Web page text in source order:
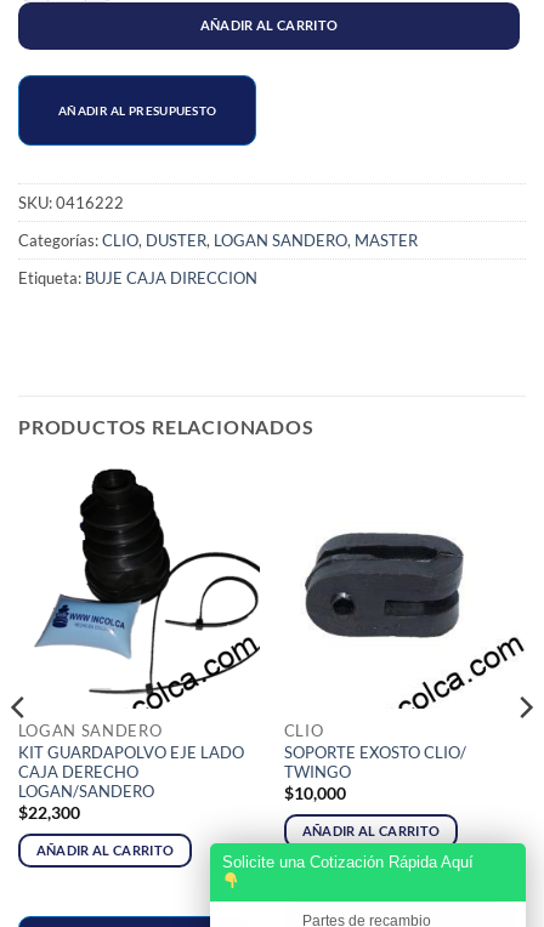
AÑADIR AL CARRITO
AÑADIR AL PRESUPUESTO
SKU:0416222
Categorías:CLIO, DUSTER, LOGAN SANDERO, MASTER
Etiqueta: BUJE CAJA DIRECCION
PRODUCTOS RELACIONADOS
LOGAN SANDERO
KIT GUARDAPOLVO EJE LADO
CAJA DERECHO
LOGAN/SANDERO
$22,300
AÑADIR AL CARRITO
CLIO
SOPORTE EXOSTO CLIO/
TWINGO
$10,000
AÑADIR AL CARRITO
Solicite una Cotización Rápida Aquí
Partes de recambio